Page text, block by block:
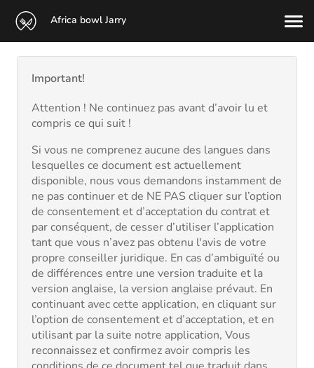
Africa bowl Jarry
Important!
Attention ! Ne continuez pas avant d’avoir lu et
compris ce qui suit !
Si vous ne comprenez aucune des langues dans
lesquelles ce document est actuellement
disponible, nous vous demandons instamment de
ne pas continuer et de NE PAS cliquer sur l’option
de consentement et d’acceptation du contrat et
par conséquent, de cesser d’utiliser l’application
tant que vous n’avez pas obtenu l'avis de votre
propre conseiller juridique. En cas d’ambiguïté ou
de différences entre une version traduite et la
version anglaise, la version anglaise prévaut. En
continuant avec cette application, en cliquant sur
l’option de consentement et d’acceptation, et en
utilisant par la suite notre application, Vous
reconnaissez et confirmez avoir compris les